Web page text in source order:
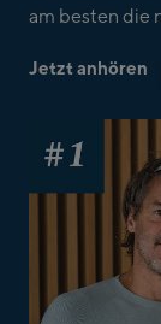
am besten die
Jetzt anhören